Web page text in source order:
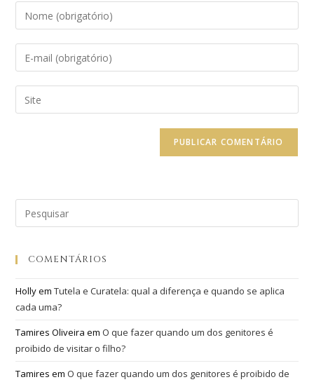
COMENTÁRIOS
HollyemTutela e Curatela: qual a diferença e quando se aplica
cada uma?
Tamires Oliveira emO que fazer quando um dos genitores é
proibido de visitar o filho?
Tamires emO que fazer quando um dos genitores é proibido de